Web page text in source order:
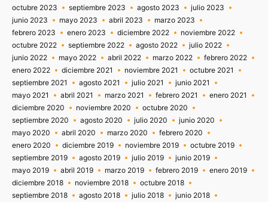
octubre 2023
septiembre 2023 agosto 2023
julio 2023
junio 2023
mayo 2023 abril 2023
marzo 2023
febrero 2023
enero 2023 diciembre 2022
noviembre 2022
octubre 2022
septiembre 2022 agosto 2022
julio 2022
junio 2022
mayo 2022 abril 2022 marzo 2022
febrero 2022
enero 2022
diciembre 2021 noviembre 2021
octubre 2021
septiembre 2021
agosto 2021 julio 2021
junio 2021
mayo 2021
abril 2021 marzo 2021 febrero 2021
enero 2021
diciembre 2020
noviembre 2020
octubre 2020
septiembre 2020
agosto 2020 julio 2020
junio 2020
mayo 2020
abril 2020 marzo 2020
febrero 2020
enero 2020
diciembre 2019 noviembre 2019
octubre 2019
septiembre 2019
agosto 2019 julio 2019
junio 2019
mayo 2019
abril 2019 marzo 2019 febrero 2019
enero 2019
diciembre 2018
noviembre 2018
octubre 2018
septiembre 2018
agosto 2018 julio 2018
junio 2018